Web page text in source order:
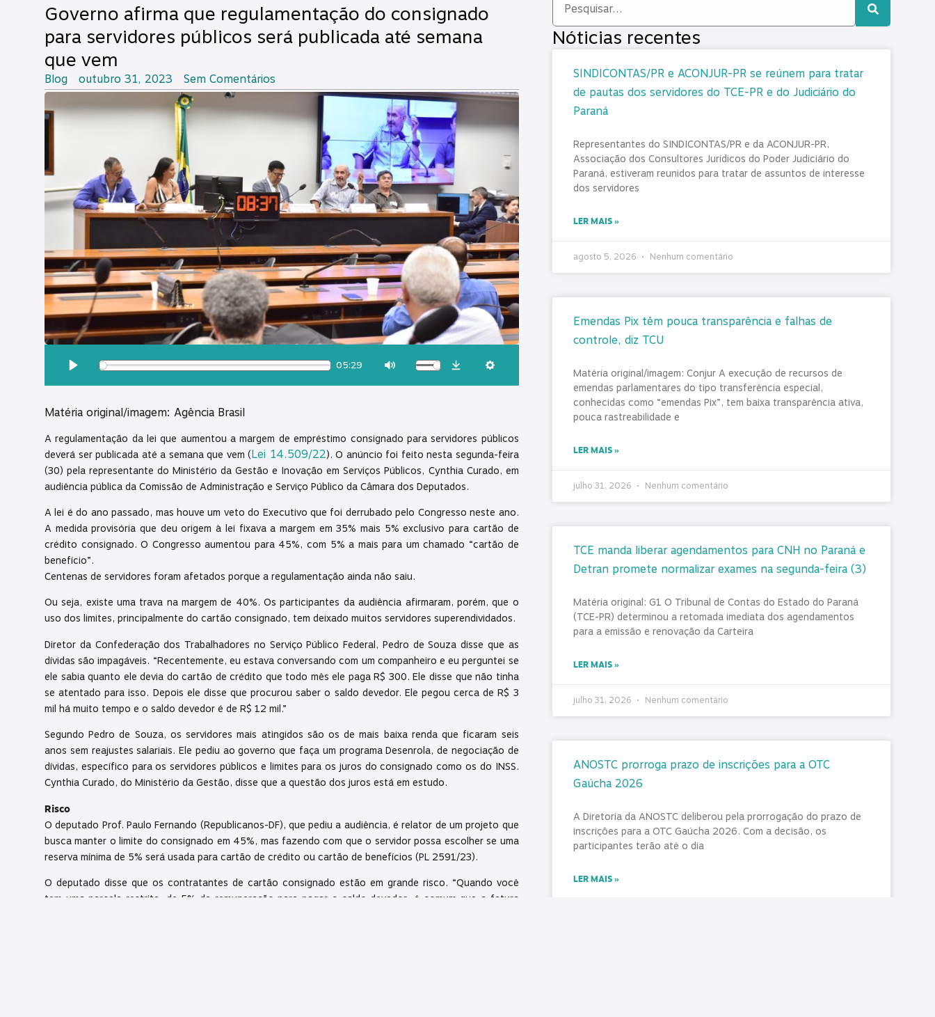
Governo afirma que regulamentação do consignado
para servidores públicos será publicada até semana
que vem
Blog outubro 31, 2023 Sem Comentários
05:29
Matéria original/imagem: Agência Brasil
A regulamentação da lei que aumentou a margem de empréstimo consignado para servidores públicos
deverá ser publicada até a semana que vem (Lei 14.509/22). O anúncio foi feito nesta segunda-feira
(30) pela representante do Ministério da Gestão e Inovação em Serviços Públicos, Cynthia Curado, em
audiência pública da Comissão de Administração e Serviço Público da Câmara dos Deputados.
A lei é do ano passado, mas houve um veto do Executivo que foi derrubado pelo Congresso neste ano.
A medida provisória que deu origem à lei fixava a margem em 35% mais 5% exclusivo para cartão de
crédito consignado. O Congresso aumentou para 45%, com 5% a mais para um chamado “cartão de
benefício”.
Centenas de servidores foram afetados porque a regulamentação ainda não saiu.
Ou seja, existe uma trava na margem de 40%. Os participantes da audiência afirmaram, porém, que o
uso dos limites, principalmente do cartão consignado, tem deixado muitos servidores superendividados.
Diretor da Confederação dos Trabalhadores no Serviço Público Federal, Pedro de Souza disse que as
dívidas são impagáveis. “Recentemente, eu estava conversando com um companheiro e eu perguntei se
ele sabia quanto ele devia do cartão de crédito que todo mês ele paga R$ 300. Ele disse que não tinha
se atentado para isso. Depois ele disse que procurou saber o saldo devedor. Ele pegou cerca de R$ 3
mil há muito tempo e o saldo devedor é de R$ 12 mil.”
Segundo Pedro de Souza, os servidores mais atingidos são os de mais baixa renda que ficaram seis
anos sem reajustes salariais. Ele pediu ao governo que faça um programa Desenrola, de negociação de
dívidas, específico para os servidores públicos e limites para os juros do consignado como os do INSS.
Cynthia Curado, do Ministério da Gestão, disse que a questão dos juros está em estudo.
Risco
O deputado Prof. Paulo Fernando (Republicanos-DF), que pediu a audiência, é relator de um projeto que
busca manter o limite do consignado em 45%, mas fazendo com que o servidor possa escolher se uma
reserva mínima de 5% será usada para cartão de crédito ou cartão de benefícios (PL 2591/23).
O deputado disse que os contratantes de cartão consignado estão em grande risco. “Quando você
tem uma parcela restrita, de 5% da remuneração para pagar o saldo devedor, é comum que a fatura
Nóticias recentes
SINDICONTAS/PR e ACONJUR-PR se reúnem para tratar
de pautas dos servidores do TCE-PR e do Judiciário do
Paraná
Representantes do SINDICONTAS/PR e da ACONJUR-PR,
Associação dos Consultores Jurídicos do Poder Judiciário do
Paraná, estiveram reunidos para tratar de assuntos de interesse
dos servidores
LER MAIS »
agosto 5, 2026 Nenhum comentário
Emendas Pix têm pouca transparência e falhas de
controle, diz TCU
Matéria original/imagem: Conjur A execução de recursos de
emendas parlamentares do tipo transferência especial,
conhecidas como “emendas Pix”, tem baixa transparência ativa,
pouca rastreabilidade e
LER MAIS »
julho 31, 2026 Nenhum comentário
TCE manda liberar agendamentos para CNH no Paraná e
Detran promete normalizar exames na segunda-feira (3)
Matéria original: G1 O Tribunal de Contas do Estado do Paraná
(TCE-PR) determinou a retomada imediata dos agendamentos
para a emissão e renovação da Carteira
LER MAIS »
julho 31, 2026 Nenhum comentário
ANOSTC prorroga prazo de inscrições para a OTC
Gaúcha 2026
A Diretoria da ANOSTC deliberou pela prorrogação do prazo de
inscrições para a OTC Gaúcha 2026. Com a decisão, os
participantes terão até o dia
LER MAIS »